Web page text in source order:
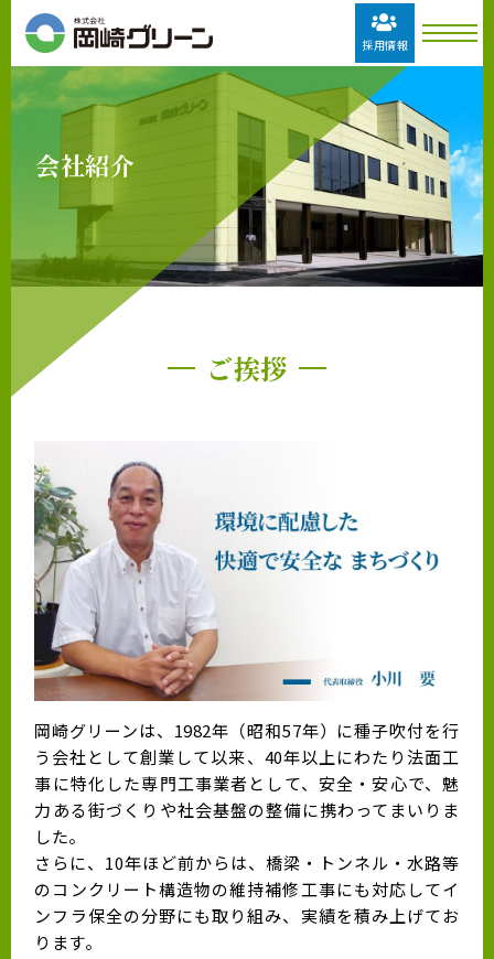
採用情報
会社紹介
ご挨拶
岡崎グリーンは、1982年（昭和57年）に種子吹付を行
う会社として創業して以来、40年以上にわたり法面工
事に特化した専門工事業者として、安全・安心で、魅
力ある街づくりや社会基盤の整備に携わってまいりま
した。
さらに、10年ほど前からは、橋梁・トンネル・水路等
のコンクリート構造物の維持補修工事にも対応してイ
ンフラ保全の分野にも取り組み、実績を積み上げてお
ります。